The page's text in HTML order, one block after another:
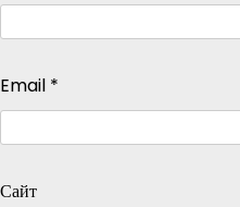
Email *
Сайт